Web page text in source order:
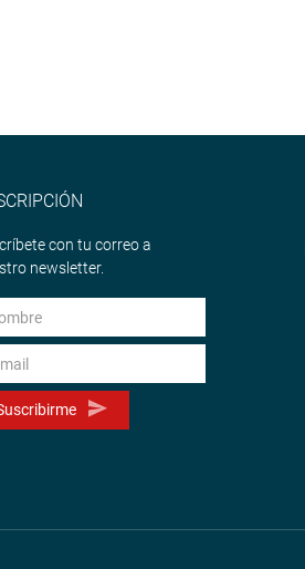
con tu correo a
newsletter.